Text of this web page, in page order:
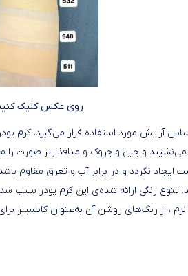
روی عکس کلیک
آرایش مورد استفاده قرار می‌گیرد.
می‌نشیند و چین و چروک‌ و منافذ ریز
نگردد و در برابر آب و تعرق مقاوم
رنگی ارائه شده‌ی این کرم پودر سبب
، از رنگ‌های روشن آن به‌عنوان کانسیلر